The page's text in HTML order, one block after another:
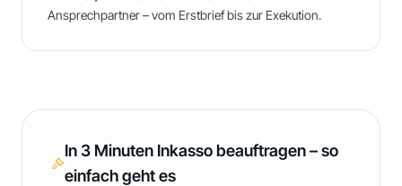
Ansprechpartner – vom Erstbrief bis zur Exekution.
In 3 Minuten Inkasso beauftragen – so
einfach geht es